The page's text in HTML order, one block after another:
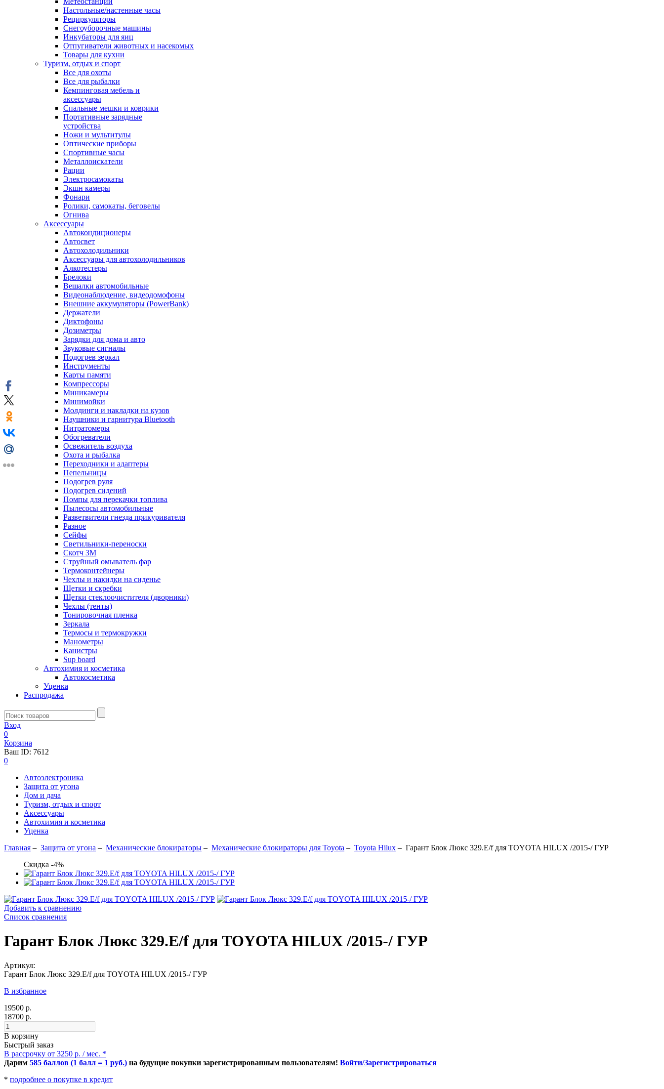
Настольные/настенные часы
Рециркуляторы
Снегоуборочные машины
Инкубаторы для яиц
Отпугиватели животных и насекомых
Товары для кухни
Туризм, отдых и спорт
Все для охоты
Все для рыбалки
Кемпинговая мебель и
аксессуары
Спальные мешки и коврики
Портативные зарядные
устройства
Ножи и мультитулы
Оптические приборы
Спортивные часы
Металлоискатели
Рации
Электросамокаты
Экшн камеры
Фонари
Ролики, самокаты, беговелы
Огнива
Аксессуары
Автокондиционеры
Aвтосвет
Автохолодильники
Аксессуары для автохолодильников
Алкотестеры
Брелоки
Вешалки автомобильные
Видеонаблюдение, видеодомофоны
Внешние аккумуляторы (PowerBank)
Держатели
Диктофоны
Дозиметры
Зарядки для дома и авто
Звуковые сигналы
Подогрев зеркал
Инструменты
Карты памяти
Компрессоры
Миникамеры
Минимойки
Молдинги и накладки на кузов
Наушники и гарнитура Bluetooth
Нитратомеры
Обогреватели
Освежитель воздуха
Охота и рыбалка
Переходники и адаптеры
Пепельницы
Подогрев руля
Подогрев сидений
Помпы для перекачки топлива
Пылесосы автомобильные
Разветвители гнезда прикуривателя
Разное
Сейфы
Светильники-переноски
Скотч 3М
Струйный омыватель фар
Термоконтейнеры
Чехлы и накидки на сиденье
Щетки и скребки
Щетки стеклоочистителя (дворники)
Чехлы (тенты)
Тонировочная пленка
Зеркалa
Термосы и термокружки
Манометры
Канистры
Sup board
Автохимия и косметика
Автокосметика
Уценка
Распродажа
Вход
0
Корзина
Ваш ID: 7612
0
Автоэлектроника
Защита от угона
Дом и дача
Туризм, отдых и спорт
Аксессуары
Автохимия и косметика
Уценка
Главная – Защита от угона – Механические блoкираторы – Механические блокираторы для Toyota – Toyota Hilux – Гарант Блок Люкс 329.E/f для TOYOTA HILUX /2015-/ ГУР
Скидка -4%
Добавить к сравнению
Список сравнения
Гарант Блок Люкс 329.E/f для TOYOTA HILUX /2015-/ ГУР
Артикул:
Гарант Блок Люкс 329.E/f для TOYOTA HILUX /2015-/ ГУР
В избранное
19500 р.
18700 р.
В корзину
Быстрый заказ
В рассрочку от 3250 р. / мес. *
Дарим 585 баллов (1 балл = 1 руб.) на будущие покупки зарегистрированным пользователям! Войти/Зарегистрироваться
* подробнее о покупке в кредит